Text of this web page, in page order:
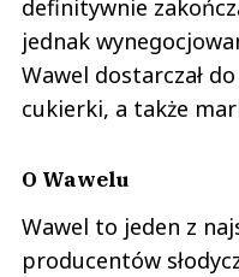
definitywnie
jednak
Wawel dostarczał
cukierki, a także
O Wawelu
Wawel to jeden z
producentów